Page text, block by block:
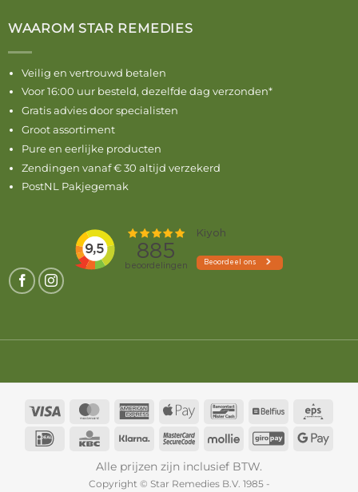
WAAROM STAR REMEDIES
Veilig en vertrouwd betalen
Voor 16:00 uur besteld, dezelfde dag verzonden*
Gratis advies door specialisten
Groot assortiment
Pure en eerlijke producten
Zendingen vanaf € 30 altijd verzekerd
PostNL Pakjegemak
Visa MasterCardAmericanApple
BancontactBelfius
IDeal
KBC Klarna
MasterCard
Mollie GiroPay
Alle prijzen zijn inclusief BTW.
Copyright © Star Remedies B.V. 1985 -